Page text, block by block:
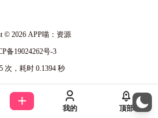
© 2026APP喵：资源
备19024262号-3
次，耗时 0.1394 秒
我的 顶部